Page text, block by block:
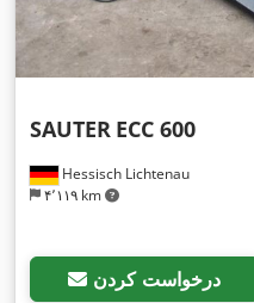
Hessisch Lichtenau
۴٬۱۱۹ km
SAUTER ECC 600
درخواست کردن